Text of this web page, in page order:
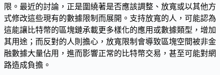
限。最近的討論，正是圍繞著是否應該調整、放寬或以其他方
式修改這些現有的數據限制而展開。支持放寬的人，可能認為
這能讓比特幣的區塊鏈承載更多樣化的應用或數據類型，增加
其用途；而反對的人則擔心，放寬限制會導致區塊空間被非金
融數據大量佔用，進而影響正常的比特幣交易，甚至可能對網
路造成負擔。